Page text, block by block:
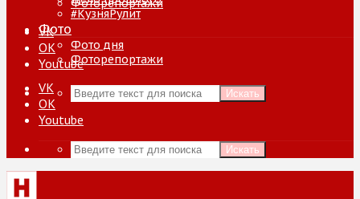
Фоторепортажи
VK
ОК
Youtube
Искать
#КузняРулит
Фото
Фото дня
Фоторепортажи
VK
ОК
Youtube
Искать